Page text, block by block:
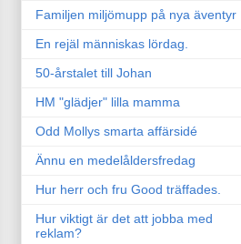
Familjen miljömupp på nya äventyr
En rejäl människas lördag.
50-årstalet till Johan
HM "glädjer" lilla mamma
Odd Mollys smarta affärsidé
Ännu en medelåldersfredag
Hur herr och fru Good träffades.
Hur viktigt är det att jobba med
reklam?